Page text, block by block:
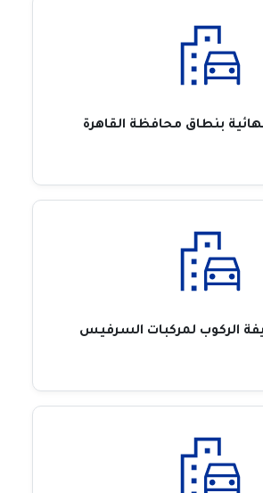
بنطاق محافظة القاهرة
الركوب لمركبات السرفيس